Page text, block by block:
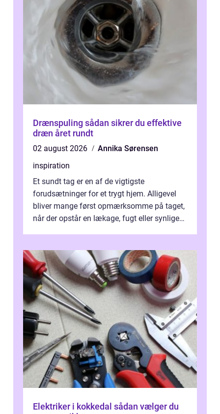
Drænspuling sådan sikrer du effektive
dræn året rundt
02 august 2026
Annika Sørensen
inspiration
Et sundt tag er en af de vigtigste
forudsætninger for et trygt hjem. Alligevel
bliver mange først opmærksomme på taget,
når der opstår en lækage, fugt eller synlige
Elektriker i kokkedal sådan vælger du